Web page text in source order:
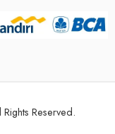
Reserved.